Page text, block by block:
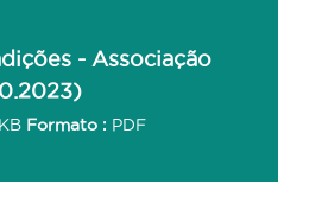
- Associação
Formato : PDF